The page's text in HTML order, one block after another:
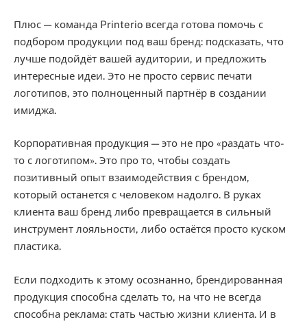
Плюс — команда Printerio всегда готова помочь с
подбором продукции под ваш бренд: подсказать, что
лучше подойдёт вашей аудитории, и предложить
интересные идеи. Это не просто сервис печати
логотипов, это полноценный партнёр в создании
имиджа.
Корпоративная продукция — это не про «раздать что-
то с логотипом». Это про то, чтобы создать
позитивный опыт взаимодействия с брендом,
который останется с человеком надолго. В руках
клиента ваш бренд либо превращается в сильный
инструмент лояльности, либо остаётся просто куском
пластика.
Если подходить к этому осознанно, брендированная
продукция способна сделать то, на что не всегда
способна реклама: стать частью жизни клиента. И в